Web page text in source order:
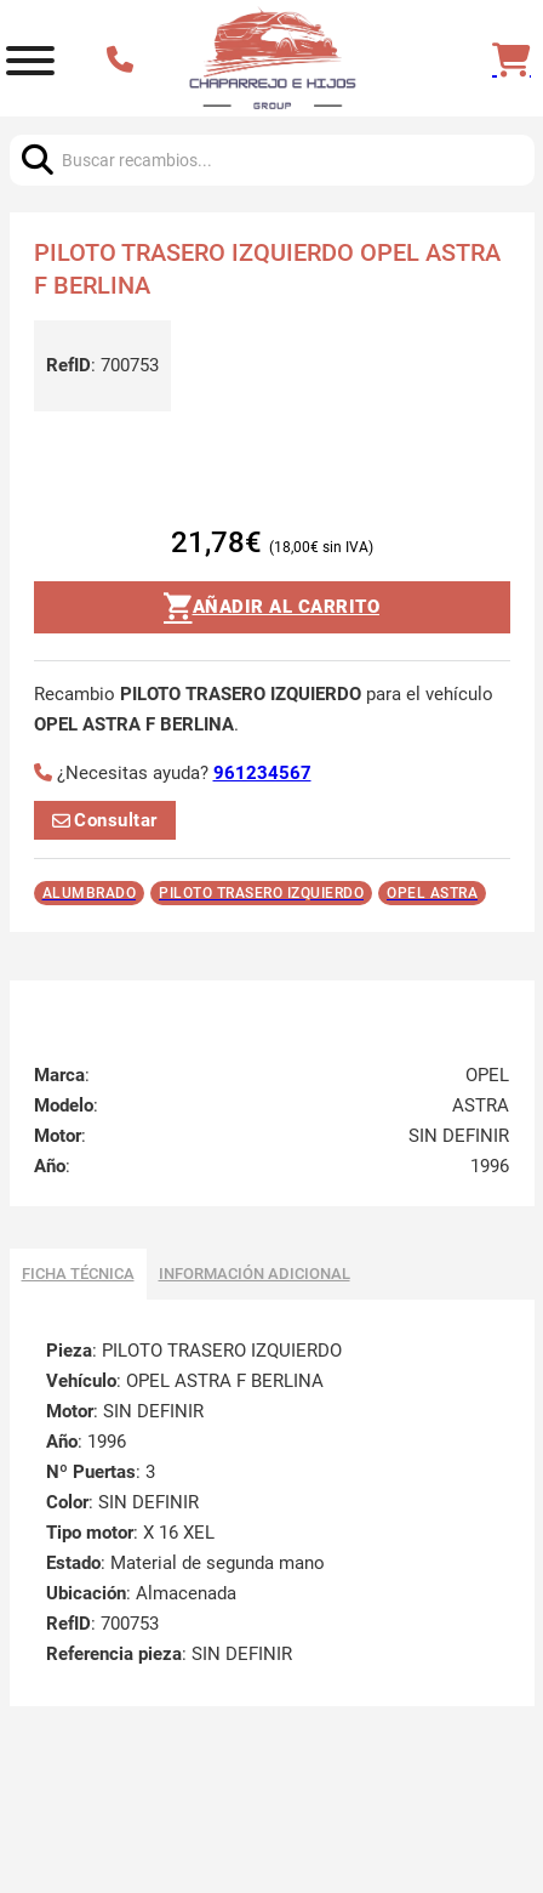
PILOTO TRASERO IZQUIERDO OPEL ASTRA
F BERLINA
RefID: 700753
21,78€ 18,00€
AÑADIR AL CARRITO
Recambio PILOTO TRASERO IZQUIERDOpara el vehículo
OPEL ASTRA F BERLINA.
¿Necesitas ayuda? 961234567
Consultar
ALUMBRADO PILOTO TRASERO IZQUIERDO OPEL ASTRA
Marca:
OPEL
Modelo:
ASTRA
Motor:
SIN DEFINIR
Año: 1996
FICHA TÉCNICA INFORMACIÓN ADICIONAL
Pieza: PILOTO TRASERO IZQUIERDO
Vehículo: OPEL ASTRA F BERLINA
Motor: SIN DEFINIR
Año: 1996
Nº Puertas: 3
Color: SIN DEFINIR
Tipo motor: X 16 XEL
Estado: Material de segunda mano
Ubicación: Almacenada
RefID: 700753
Referencia pieza: SIN DEFINIR